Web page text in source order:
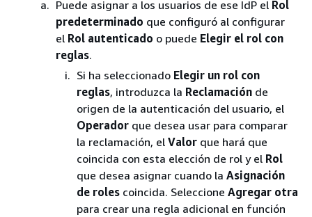
Puede asignar a los usuarios de ese IdP el Rol
predeterminado que configuró al configurar
el Rol autenticado o puede Elegir el rol con
reglas.
Si ha seleccionado Elegir un rol con
reglas, introduzca la Reclamación de
origen de la autenticación del usuario, el
Operador que desea usar para comparar
la reclamación, el Valor que hará que
coincida con esta elección de rol y el Rol
que desea asignar cuando la Asignación
de roles coincida. Seleccione Agregar otra
para crear una regla adicional en función